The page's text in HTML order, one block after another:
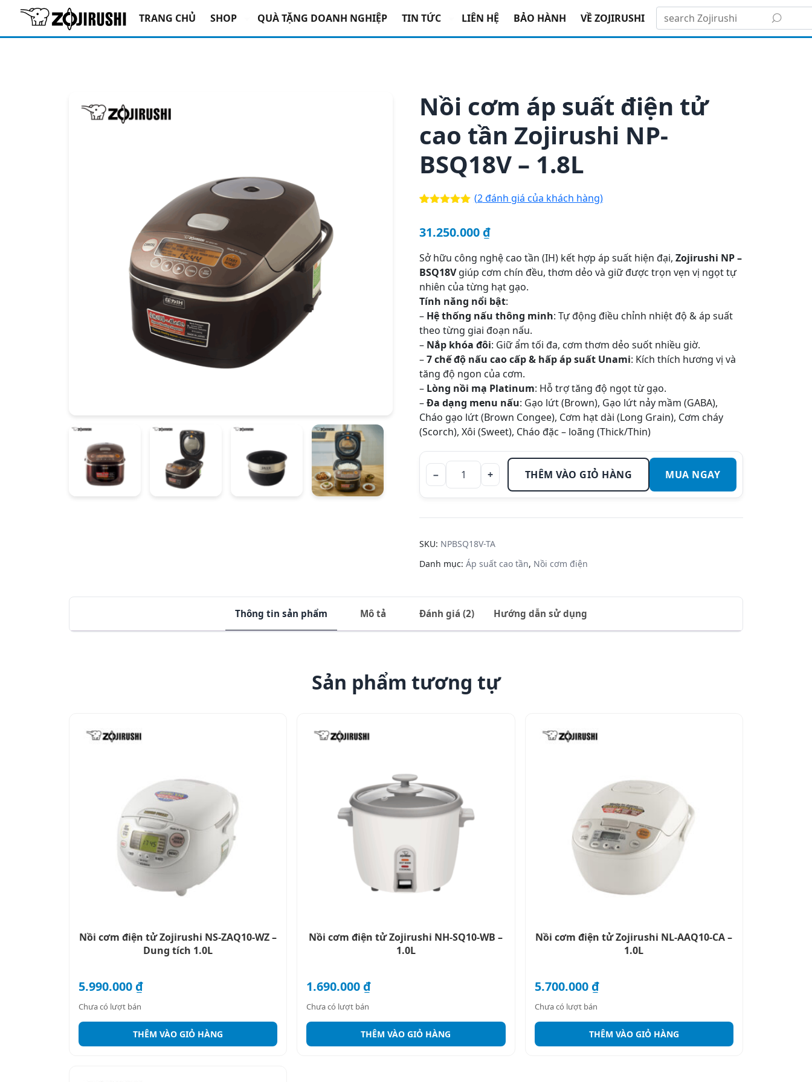
TRANG CHỦ SHOP QUÀ TẶNG DOANH NGHIỆP TIN TỨC LIÊN HỆ BẢO HÀNH VỀ ZOJIRUSHI
Trang chủ/Nồi cơm điện/Áp suất cao tần/ Nồi cơm áp suất điện tử cao tần Zojirushi NP-BSQ18V – 1.8L
Nồi cơm áp suất điện tử
cao tần Zojirushi NP-
BSQ18V – 1.8L
đánh giá
(2đánh giá của khách hàng)
31.250.000₫
Sở hữu công nghệ cao tần (IH) kết hợp áp suất hiện đại,Zojirushi NP –
BSQ18Vgiúp cơm chín đều, thơm dẻo và giữ được trọn vẹn vị ngọt tự
nhiên của từng hạt gạo.
Tính năng nổi bật:
– Hệ thống nấu thông minh: Tự động điều chỉnh nhiệt độ & áp suất
theo từng giai đoạn nấu.
– Nắp khóa đôi: Giữ ẩm tối đa, cơm thơm dẻo suốt nhiều giờ.
–7 chế độ nấu cao cấp & hấp áp suất Unami: Kích thích hương vị và
tăng độ ngon của cơm.
– Lòng nồi mạ Platinum: Hỗ trợ tăng độ ngọt từ gạo.
–Đa dạng menu nấu: Gạo lứt (Brown), Gạo lứt nảy mầm (GABA),
Cháo gạo lứt (Brown Congee), Cơm hạt dài (Long Grain), Cơm cháy
(Scorch), Xôi (Sweet), Cháo đặc – loãng (Thick/Thin)
Nồi cơm
áp suất
Zojirushi
BSQ18V -
lượng
− + THÊM VÀO GIỎ HÀNG MUA NGAY
SKU: NPBSQ18V-TA
Danh mục:Áp suất cao tần, Nồi cơm điện
Thông tin sản phẩm Mô tả Đánh giá (2) Hướng dẫn sử dụng
Sản phẩm tương tự
Nồi cơm điện tử Zojirushi NS-ZAQ10-WZ –
Dung tích 1.0L
5.990.000₫
Chưa có lượt bán
THÊM VÀO GIỎ HÀNG
Nồi cơm điện tử Zojirushi NH-SQ10-WB –
1.0L
1.690.000₫
Chưa có lượt bán
THÊM VÀO GIỎ HÀNG
Nồi cơm điện tử Zojirushi NL-AAQ10-CA –
1.0L
5.700.000₫
Chưa có lượt bán
THÊM VÀO GIỎ HÀNG